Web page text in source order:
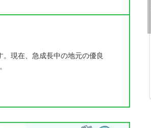
現在、急成長中の地元の優良